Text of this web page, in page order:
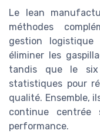
Le lean
méthodes
gestion
éliminer les
tandis que le six
statistiques pour
qualité. Ensemble,
continue
performance.